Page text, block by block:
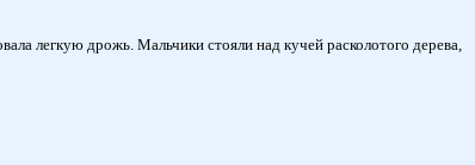
легкую дрожь. Мальчики стояли над кучей расколотого дерева,